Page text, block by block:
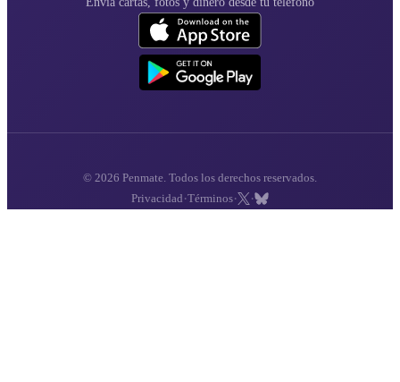
© 2026 Penmate. Todos los derechos reservados.
Privacidad ·Términos· ·